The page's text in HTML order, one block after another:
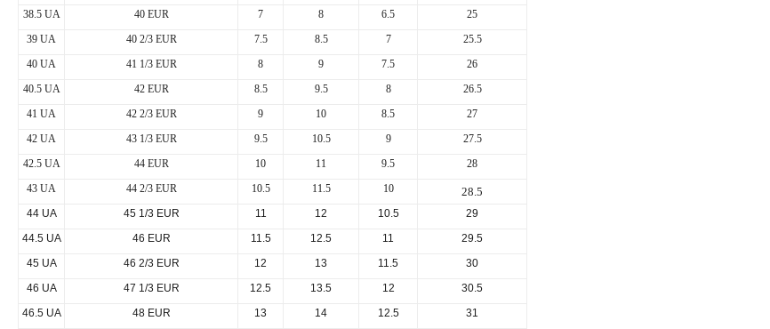
38.5 UA
40 EUR 7 8 6.5
25
39 UA
40 2/3 EUR 7.5 8.5 7
25.5
40 UA
41 1/3 EUR 8 9 7.5
26
40.5 UA
42 EUR 8.5 9.5 8
26.5
41 UA
42 2/3 EUR 9 10 8.5
27
42 UA
43 1/3 EUR 9.5 10.5 9
27.5
42.5 UA
44 EUR 10 11 9.5
28
43 UA
44 2/3 EUR 10.5 11.5 10 28.5
44 UA 45 1/3 EUR 11 12 10.5
29
44.5 UA
46 EUR 11.5 12.5 11
29.5
45 UA
46 2/3 EUR 12 13 11.5
30
46 UA
47 1/3 EUR 12.5 13.5 12
30.5
46.5 UA
48 EUR 13 14 12.5
31